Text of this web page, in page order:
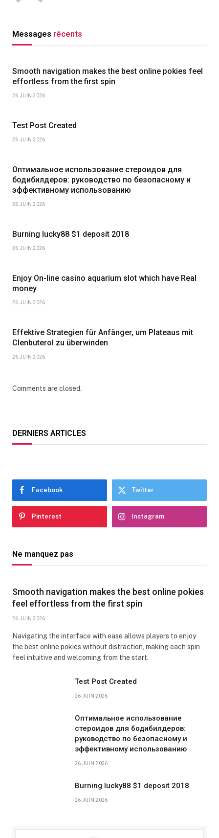
Messages récents
Smooth navigation makes the best online pokies feel
effortless from the first spin
26 JUIN 2026
Test Post Created
26 JUIN 2026
Оптимальное использование стероидов для
бодибилдеров: руководство по безопасному и
эффективному использованию
26 JUIN 2026
Burning lucky88 $1 deposit 2018
26 JUIN 2026
Enjoy On-line casino aquarium slot which have Real
money
26 JUIN 2026
Effektive Strategien für Anfänger, um Plateaus mit
Clenbuterol zu überwinden
26 JUIN 2026
Comments are closed.
DERNIERS ARTICLES
Facebook Twitter
Pinterest Instagram
Ne manquez pas
Smooth navigation makes the best online pokies
feel effortless from the first spin
26 JUIN 2026
Navigating the interface with ease allows players to enjoy
the best online pokies without distraction, making each spin
feel intuitive and welcoming from the start.
Test Post Created
26 JUIN 2026
Оптимальное использование
стероидов для бодибилдеров:
руководство по безопасному и
эффективному использованию
26 JUIN 2026
Burning lucky88 $1 deposit 2018
26 JUIN 2026